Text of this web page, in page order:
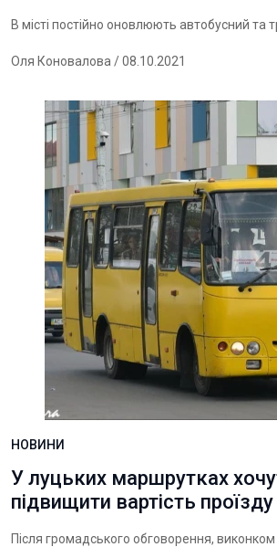
В місті постійно оновлюють автобусний та
Оля Коновалова / 08.10.2021
НОВИНИ
У луцьких маршрутках
підвищити вартість проїзду
Після громадського обговорення,